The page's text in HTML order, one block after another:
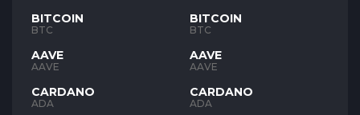
BITCOIN
BTC
AAVE
AAVE
CARDANO
ADA
BITCOIN
BTC
AAVE
AAVE
CARDANO
ADA